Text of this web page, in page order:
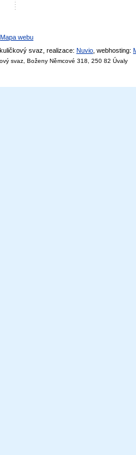
Mapa webu
svaz, realizace: Nuvio , webhosting:
svaz, Boženy Němcové 318, 250 82 Úvaly